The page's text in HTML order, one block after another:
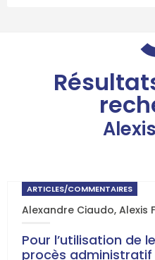
ARTICLES/COMMENTAIRES
Alexandre Ciaudo, Alexis
Pour l’utilisation de
procès administratif